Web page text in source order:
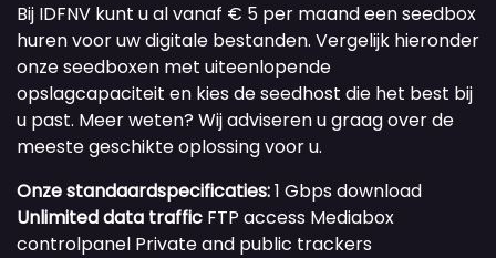
Bij IDFNV kunt u al vanaf € 5 per maand een seedbox
huren voor uw digitale bestanden. Vergelijk hieronder
onze seedboxen met uiteenlopende
opslagcapaciteit en kies de seedhost die het best bij
u past. Meer weten? Wij adviseren u graag over de
meeste geschikte oplossing voor u.
Onze standaardspecificaties:1 Gbps download
Unlimited data traffic FTP access Mediabox
controlpanel Private and public trackers